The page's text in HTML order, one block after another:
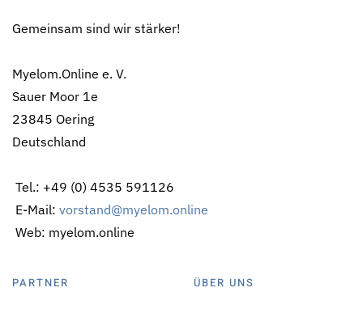
Gemeinsam sind wir stärker!
Myelom.Online e. V.
Sauer Moor 1e
23845 Oering
Deutschland
Tel.: +49 (0) 4535 591126
E-Mail: vorstand@myelom.online
Web: myelom.online
PARTNER ÜBER UNS